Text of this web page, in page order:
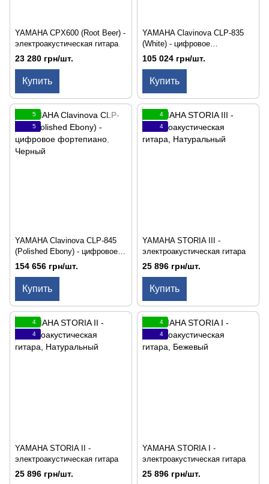
YAMAHA CPX600 (Root Beer) -
электроакустическая гитара
23 280 грн/шт.
Купить
YAMAHA Clavinova CLP-835
(White) - цифровое
фортепиано
105 024 грн/шт.
Купить
5
5
YAMAHA Clavinova CLP-845
(Polished Ebony) - цифровое
фортепиано
154 656 грн/шт.
Купить
4
4
YAMAHA STORIA III -
электроакустическая гитара
25 896 грн/шт.
Купить
4
4
YAMAHA STORIA II -
электроакустическая гитара
25 896 грн/шт.
4
4
YAMAHA STORIA I -
электроакустическая гитара
25 896 грн/шт.